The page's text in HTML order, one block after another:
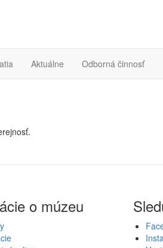
Aktuálne Odborná činnosť
o múzeu